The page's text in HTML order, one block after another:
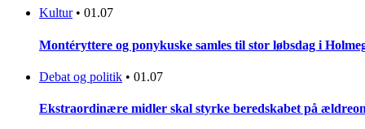
Kultur • 01.07
Montéryttere og ponykuske samles til stor løbsdag i
Debat og politik • 01.07
Ekstraordinære midler skal styrke beredskabet på